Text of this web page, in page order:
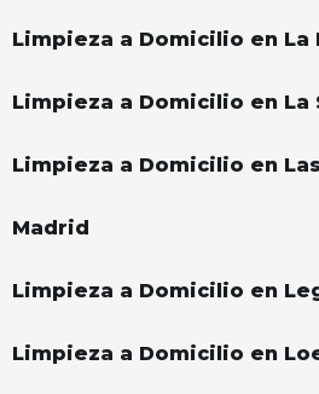
Limpieza a Domicilio en La
Limpieza a Domicilio en La
Limpieza a Domicilio en
Madrid
Limpieza a Domicilio en
Limpieza a Domicilio en